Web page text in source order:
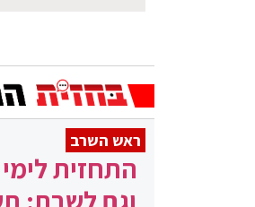
ראש השרב
התחזית